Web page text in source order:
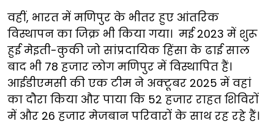
वहीं, भारत में मणिपुर के भीतर हुए आंतरिक
विस्थापन का जिक्र भी किया गया। मई 2023 में शुरू
हुई मेइती-कुकी जो सांप्रदायिक हिंसा के ढाई साल
बाद भी 78 हजार लोग मणिपुर में विस्थापित हैं।
आईडीएमसी की एक टीम ने अक्टूबर 2025 में वहां
का दौरा किया और पाया कि 52 हजार राहत शिविरों
में और 26 हजार मेजबान परिवारों के साथ रह रहे हैं।